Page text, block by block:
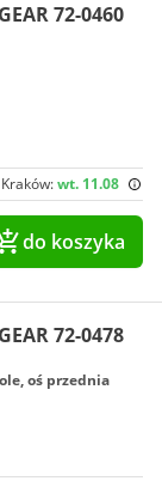
72-0460
Kraków:wt. 11.08
do koszyka
72-0478
oś przednia